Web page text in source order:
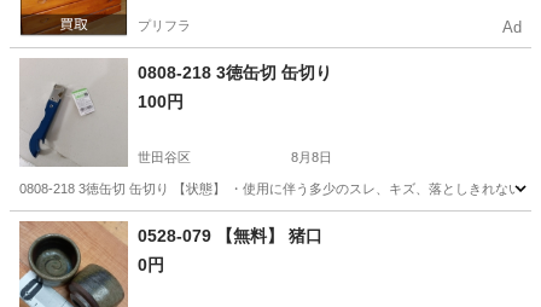
プリフラ Ad
0808-218 3徳缶切 缶切り
100円
世田谷区 8月8日
0808-218 3徳缶切 缶切り 【状態】 ・使用に伴う多少のスレ、キズ、落としきれない
東京 世田谷区 缶切り
0528-079 【無料】 猪口
0円